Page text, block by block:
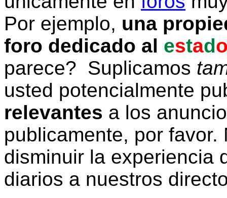
Por ejemplo, una
foro dedicado al estad
parece? Suplicamos
usted potencialmente
relevantes a los
publicamente, por
disminuir la experiencia
diarios a nuestros